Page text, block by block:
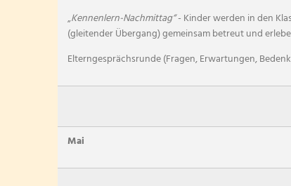
„Kennenlern-Nachmittag“- Kinder werden in den
(gleitender Übergang) gemeinsam betreut und
Elterngesprächsrunde (Fragen, Erwartungen,
Mai